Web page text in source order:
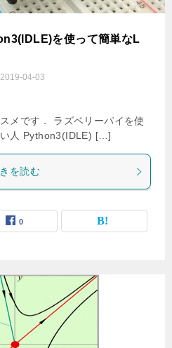
を使って簡単なL
2019-04-03
メです． ラズベリーパイを使
い人 Python3(IDLE) […]
を読む
0